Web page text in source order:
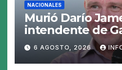
NACIONALES
Murió Darío
intendente de
6 AGOSTO, 2026